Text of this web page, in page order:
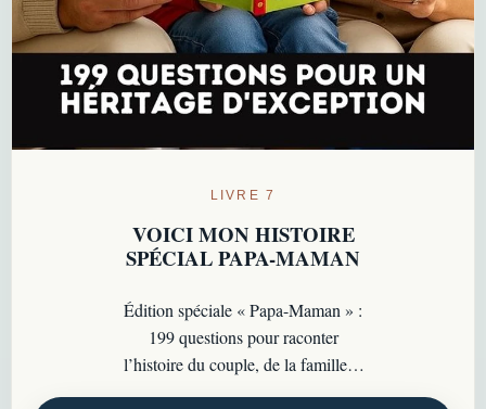
LIVRE 7
VOICI MON HISTOIRE
SPÉCIAL PAPA-MAMAN
Édition spéciale « Papa-Maman » :
199 questions pour raconter
l’histoire du couple, de la famille et
les souvenirs que l’on souhaite